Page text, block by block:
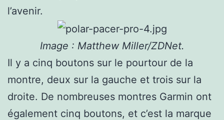
l’avenir.
Image : Matthew Miller/ZDNet.
Il y a cinq boutons sur le pourtour de la
montre, deux sur la gauche et trois sur la
droite. De nombreuses montres Garmin ont
également cinq boutons, et c’est la marque